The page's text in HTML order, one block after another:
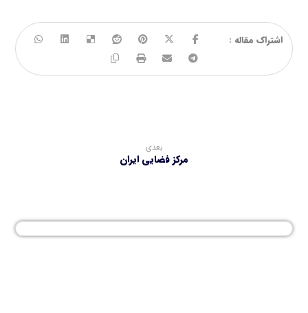
بعدی
مرکز فضایی ایران